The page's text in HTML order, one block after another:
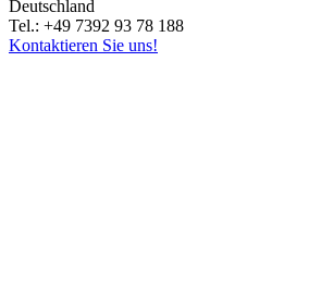
Deutschland
Tel.: +49 7392 93 78 188
Kontaktieren Sie uns!